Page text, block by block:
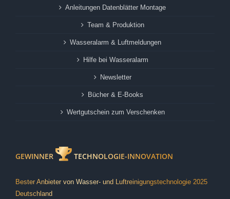
Anleitungen Datenblätter Montage
Team & Produktion
Wasseralarm & Luftmeldungen
Hilfe bei Wasseralarm
Newsletter
Bücher & E-Books
Wertgutschein zum Verschenken
GEWINNER TECHNOLOGIE-INNOVATION
Bester Anbieter von Wasser- und Luftreinigungstechnologie 2025
Deutschland